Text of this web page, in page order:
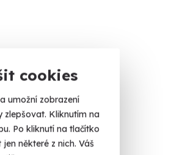
cookies
umožní zobrazení
zlepšovat. Kliknutím na
Po kliknutí na tlačítko
některé z nich. Váš